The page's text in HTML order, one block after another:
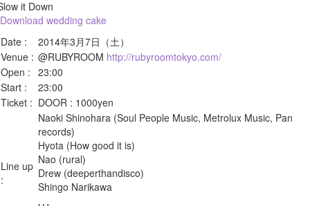
Download wedding cake
Date :
2014年3月7日（土）
Venue : @RUBYROOM http://rubyroomtokyo.com/
Open : 23:00
Start :
23:00
Ticket : DOOR : 1000yen
Line up
:
Naoki Shinohara (Soul People Music, Metrolux Music, Pan
records)
Hyota (How good it is)
Nao (rural)
Drew (deeperthandisco)
Shingo Narikawa